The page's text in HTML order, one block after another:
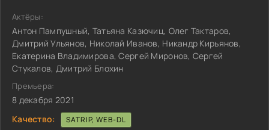
Актёры:
Антон Пампушный, Татьяна Казючиц, Олег Тактаров,
Дмитрий Ульянов, Николай Иванов, Никандр Кирьянов,
Екатерина Владимирова, Сергей Миронов, Сергей
Стукалов, Дмитрий Блохин
Премьера:
8 декабря 2021
Качество:
SATRIP, WEB-DL